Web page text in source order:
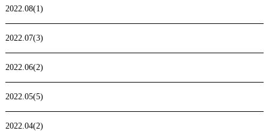
2022.08(1)
2022.07(3)
2022.06(2)
2022.05(5)
2022.04(2)